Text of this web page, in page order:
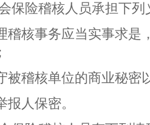
保险稽核人员承担下列
稽核事务应当实事求
被稽核单位的商业秘密
报人保密。